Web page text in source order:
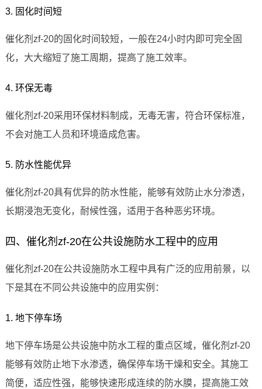
3. 固化时间短
催化剂zf-20的固化时间较短，一般在24小时内即可完全固
化，大大缩短了施工周期，提高了施工效率。
4. 环保无毒
催化剂zf-20采用环保材料制成，无毒无害，符合环保标准，
不会对施工人员和环境造成危害。
5. 防水性能优异
催化剂zf-20具有优异的防水性能，能够有效防止水分渗透，
长期浸泡无变化，耐候性强，适用于各种恶劣环境。
四、催化剂zf-20在公共设施防水工程中的应用
催化剂zf-20在公共设施防水工程中具有广泛的应用前景，以
下是其在不同公共设施中的应用实例：
1. 地下停车场
地下停车场是公共设施中防水工程的重点区域，催化剂zf-20
能够有效防止地下水渗透，确保停车场干燥和安全。其施工
简便，适应性强，能够快速形成连续的防水膜，提高施工效